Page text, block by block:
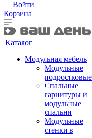
Войти
Корзина
Каталог
Модульная мебель
Модульные
подростковые
Спальные
гарнитуры и
модульные
спальни
Модульные
стенки в